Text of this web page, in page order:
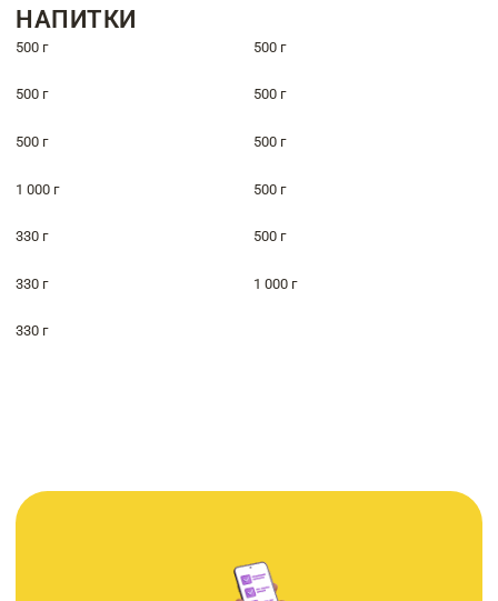
НАПИТКИ
500 г 500 г
500 г 500 г
500 г 500 г
1 000 г 500 г
330 г 500 г
330 г 1 000 г
330 г